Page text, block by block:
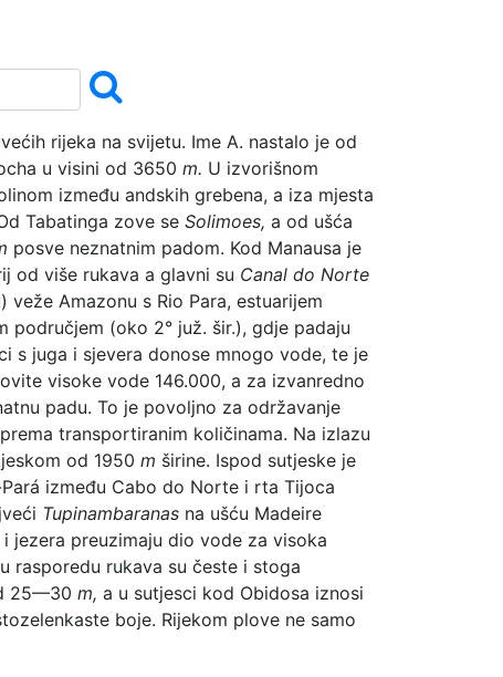
rijeka na svijetu. Ime A. nastalo je od
u visini od 3650 m. U izvorišnom
između andskih grebena, a iza mjesta
Tabatinga zove se Solimoes, a od ušća
posve neznatnim padom. Kod Manausa je
od više rukava a glavni su Canal do Norte
veže Amazonu s Rio Para, estuarijem
područjem (oko 2° juž. šir.), gdje padaju
s juga i sjevera donose mnogo vode, te je
visoke vode 146.000, a za izvanredno
padu. To je povoljno za održavanje
transportiranim količinama. Na izlazu
od 1950 m širine. Ispod sutjeske je
između Cabo do Norte i rta Tijoca
Tupinambaranas na ušću Madeire
jezera preuzimaju dio vode za visoka
rasporedu rukava su česte i stoga
25—30 m, a u sutjesci kod Obidosa iznosi
boje. Rijekom plove ne samo